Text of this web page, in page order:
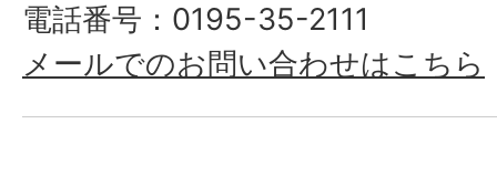
電話番号：0195-35-2111
メールでのお問い合わせはこちら